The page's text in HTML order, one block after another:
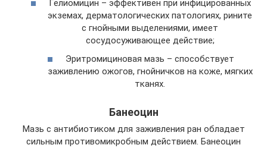
Гелиомицин – эффективен при инфицированных
экземах, дерматологических патологиях, рините
с гнойными выделениями, имеет
сосудосуживающее действие;
Эритромициновая мазь – способствует
заживлению ожогов, гнойничков на коже, мягких
тканях.
Банеоцин
Мазь с антибиотиком для заживления ран обладает
сильным противомикробным действием. Банеоцин